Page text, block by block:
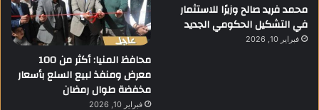
محمد فريد صالح وزيرًا للاستثمار
في التشكيل الحكومي الجديد
فبراير 10, 2026
محافظ المنيا: أكثر من 100
معرض ومنفذ لبيع السلع بأسعار
مخفضة طوال رمضان
فبراير 10, 2026